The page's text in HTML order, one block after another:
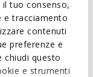
tuo consenso,
e tracciamento
contenuti
preferenze e
chiudi questo
e strumenti
PLUS FEMME
in